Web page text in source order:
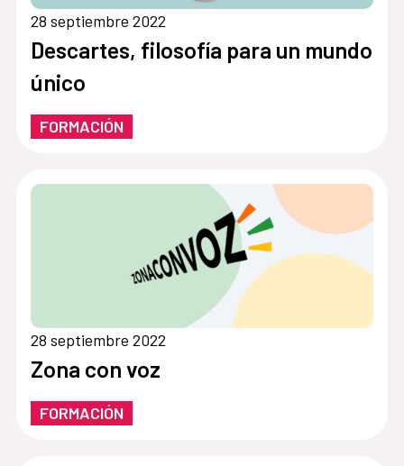
28 septiembre 2022
Descartes, filosofía para un mundo
único
FORMACIÓN
28 septiembre 2022
Zona con voz
FORMACIÓN